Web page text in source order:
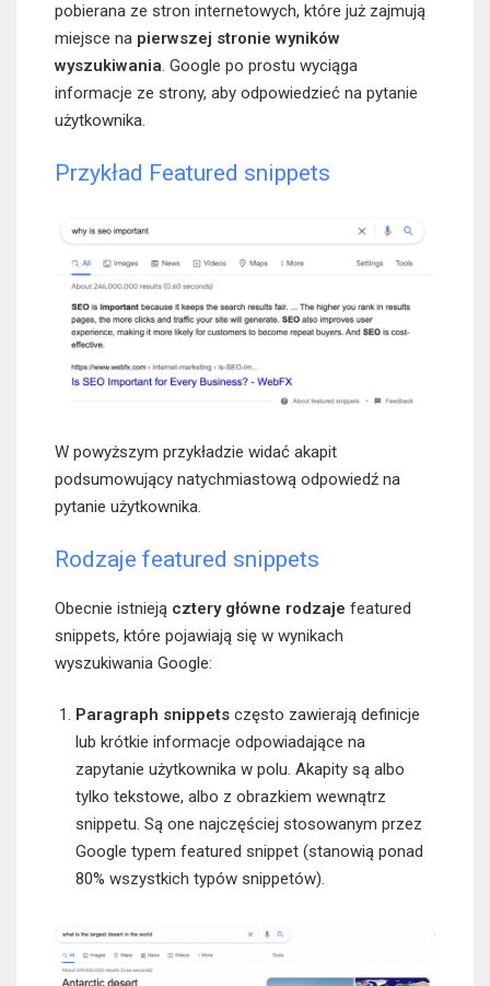
pobierana ze stron internetowych, które już zajmują
miejsce na pierwszej stronie wyników
wyszukiwania. Google po prostu wyciąga
informacje ze strony, aby odpowiedzieć na pytanie
użytkownika.
Przykład Featured snippets
W powyższym przykładzie widać akapit
podsumowujący natychmiastową odpowiedź na
pytanie użytkownika.
Rodzaje featured snippets
Obecnie istnieją cztery główne rodzaje featured
snippets, które pojawiają się w wynikach
wyszukiwania Google:
Paragraph snippets często zawierają definicje
lub krótkie informacje odpowiadające na
zapytanie użytkownika w polu. Akapity są albo
tylko tekstowe, albo z obrazkiem wewnątrz
snippetu. Są one najczęściej stosowanym przez
Google typem featured snippet (stanowią ponad
80% wszystkich typów snippetów).